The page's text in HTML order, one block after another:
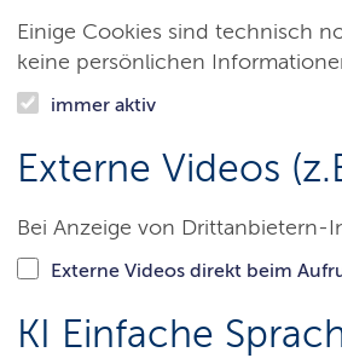
Einige Cookies sind technisch
keine persönlichen
immer aktiv
Externe Videos
Bei Anzeige von
Externe Videos direkt beim
KI Einfache
Staatskanzlei